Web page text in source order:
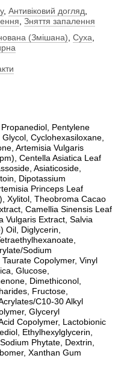
, Антивіковий догляд
Зняття запалення
(Змішана) Суха
Pentylene
Cyclohexasiloxane,
Artemisia Vulgaris
Centella Asiatica Leaf
Asiaticoside,
Dipotassium
Princeps Leaf
Xylitol, Theobroma Cacao
Camellia Sinensis Leaf
Vulgaris Extract, Salvia
Oil, Diglycerin,
Sodium
Copolymer, Vinyl
Glucose,
Dimethiconol,
Fructose,
C10-30 Alkyl
Glyceryl
Copolymer, Lactobionic
Ethylhexylglycerin,
Phytate, Dextrin,
Xanthan Gum